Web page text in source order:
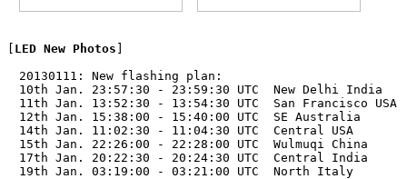
LED New Photos
20130111: New flashing plan:
10th Jan. 23:57:30 - 23:59:30 UTC  New Delhi India
11th Jan. 13:52:30 - 13:54:30 UTC  San Francisco USA
12th Jan. 15:38:00 - 15:40:00 UTC  SE Australia
14th Jan. 11:02:30 - 11:04:30 UTC  Central USA
15th Jan. 22:26:00 - 22:28:00 UTC  Wulmuqi China
17th Jan. 20:22:30 - 20:24:30 UTC  Central India
19th Jan. 03:19:00 - 03:21:00 UTC  North Italy